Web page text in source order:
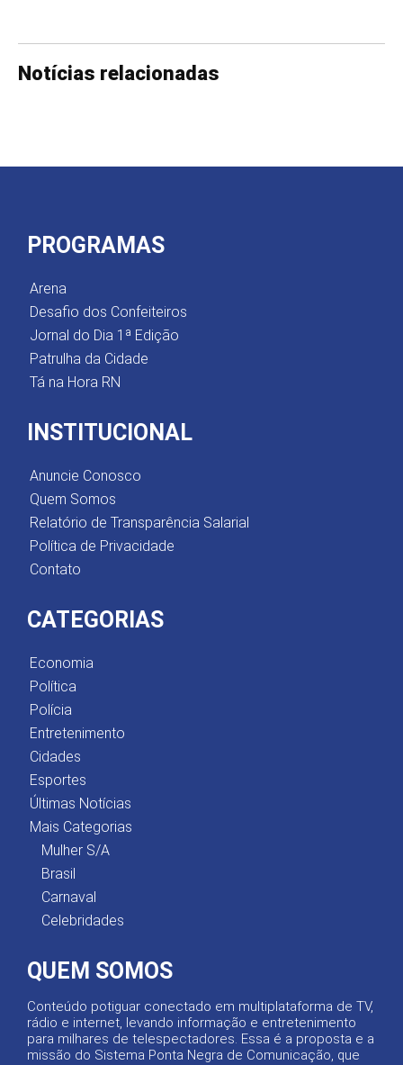
Notícias relacionadas
PROGRAMAS
Arena
Desafio dos Confeiteiros
Jornal do Dia 1ª Edição
Patrulha da Cidade
Tá na Hora RN
INSTITUCIONAL
Anuncie Conosco
Quem Somos
Relatório de Transparência Salarial
Política de Privacidade
Contato
CATEGORIAS
Economia
Política
Polícia
Entretenimento
Cidades
Esportes
Últimas Notícias
Mais Categorias
Mulher S/A
Brasil
Carnaval
Celebridades
QUEM SOMOS
Conteúdo potiguar conectado em multiplataforma de TV,
rádio e internet, levando informação e entretenimento
para milhares de telespectadores. Essa é a proposta e a
missão do Sistema Ponta Negra de Comunicação, que